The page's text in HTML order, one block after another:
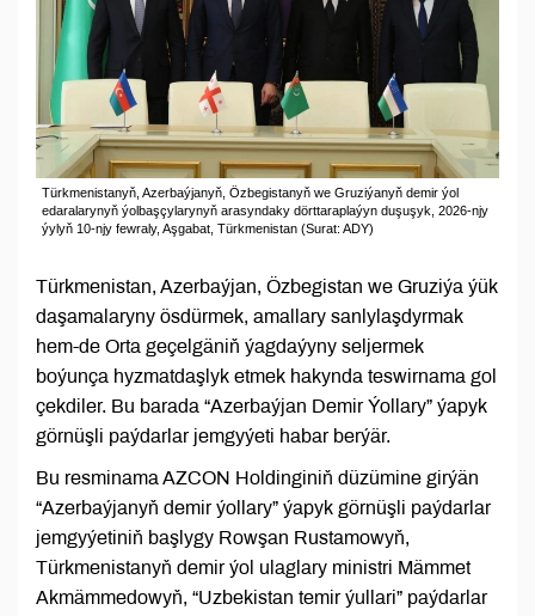
Türkmenistanyň, Azerbaýjanyň, Özbegistanyň we Gruziýanyň demir ýol
edaralarynyň ýolbaşçylarynyň arasyndaky dörttaraplaýyn duşuşyk, 2026-njy
ýylyň 10-njy fewraly, Aşgabat, Türkmenistan (Surat: ADY)
Türkmenistan, Azerbaýjan, Özbegistan we Gruziýa ýük
daşamalaryny ösdürmek, amallary sanlylaşdyrmak
hem-de Orta geçelgäniň ýagdaýyny seljermek
boýunça hyzmatdaşlyk etmek hakynda teswirnama gol
çekdiler. Bu barada “Azerbaýjan Demir Ýollary” ýapyk
görnüşli paýdarlar jemgyýeti habar berýär.
Bu resminama AZCON Holdinginiň düzümine girýän
“Azerbaýjanyň demir ýollary” ýapyk görnüşli paýdarlar
jemgyýetiniň başlygy Rowşan Rustamowyň,
Türkmenistanyň demir ýol ulaglary ministri Mämmet
Akmämmedowyň, “Uzbekistan temir ýullari” paýdarlar